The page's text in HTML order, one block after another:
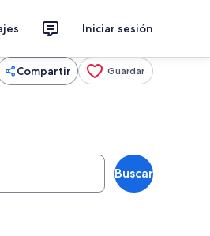
Iniciar sesión
Compartir Guardar
Buscar